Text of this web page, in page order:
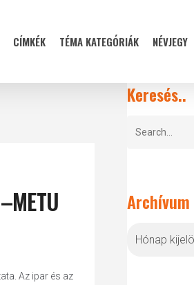
CÍMKÉK TÉMA KATEGÓRIÁK NÉVJEGY
Az ipar és az
Keresés..
Archívum